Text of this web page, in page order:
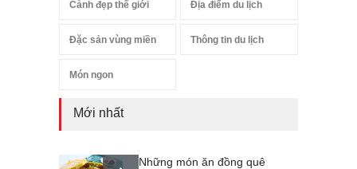
Cảnh đẹp thế giới Địa điểm du lịch
Đặc sản vùng miền Thông tin du lịch
Món ngon
Mới nhất
Những món ăn đồng quê